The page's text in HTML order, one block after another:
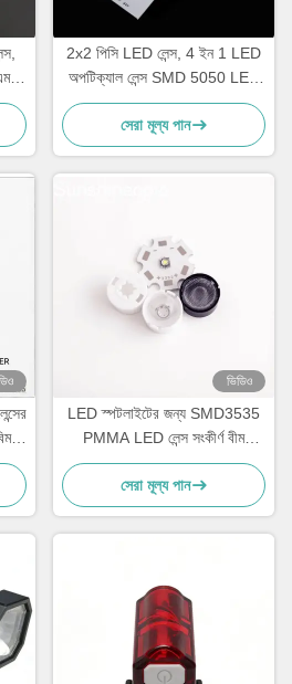
2x2 পিসি LED লেন্স, 4 ইন 1 LED
অপটিক্যাল লেন্স SMD 5050 LED
ল্যাম্পের জন্য
সেরা মূল্য পান
ভিডিও
LED স্পটলাইটের জন্য SMD3535
PMMA LED লেন্স সংকীর্ণ বীম
ডাউনলাইটের জন্য অপটিক্যাল লেন্স
প্রস্তুতকারক
সেরা মূল্য পান